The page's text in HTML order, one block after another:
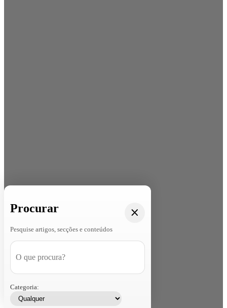
Procurar
Pesquise artigos, secções e conteúdos
Categoria: